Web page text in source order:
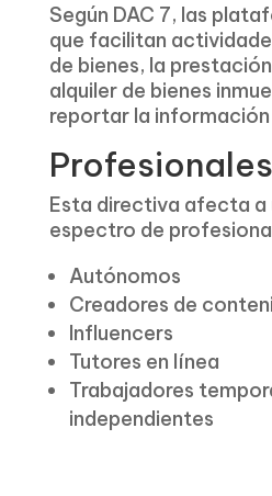
Según DAC 7, las
que facilitan
de bienes, la
alquiler de bienes
reportar la información
Profesionales
Esta directiva afecta a
espectro de
Autónomos
Creadores de
Influencers
Tutores en línea
Trabajadores
independientes